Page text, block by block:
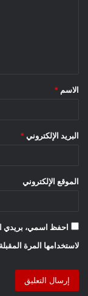
الاسم *
البريد الإلكتروني *
الموقع الإلكتروني
احفظ اسمي، بريدي
لاستخدامها المرة